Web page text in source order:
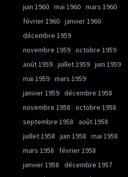
juin 1960 mai 1960 mars 1960
février 1960 janvier 1960
décembre 1959
novembre 1959 octobre 1959
août 1959 juillet 1959 juin 1959
mai 1959 mars 1959
janvier 1959 décembre 1958
novembre 1958
octobre 1958
septembre 1958
août 1958
juillet 1958
juin 1958
mai 1958
mars 1958
février 1958
janvier 1958
décembre 1957